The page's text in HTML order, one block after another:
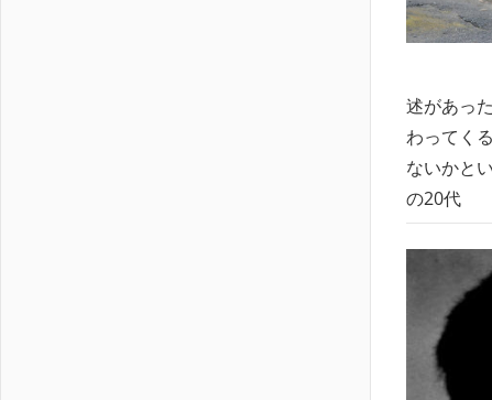
述があっ
わってく
ないかと
の20代